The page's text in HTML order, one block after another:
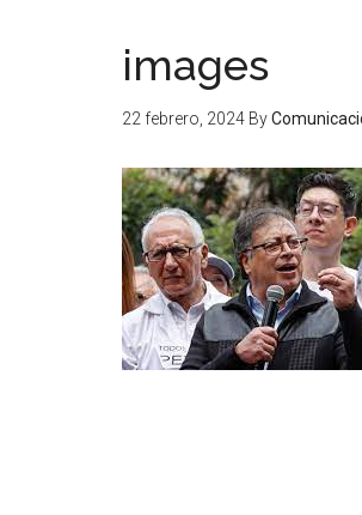
images
22 febrero, 2024 By